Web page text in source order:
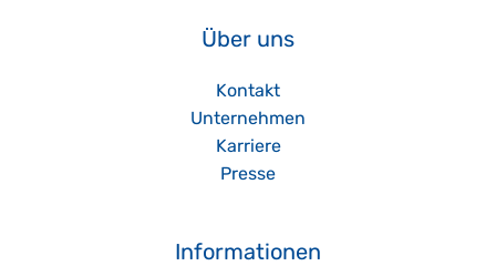
Über uns
Kontakt
Unternehmen
Karriere
Presse
Informationen